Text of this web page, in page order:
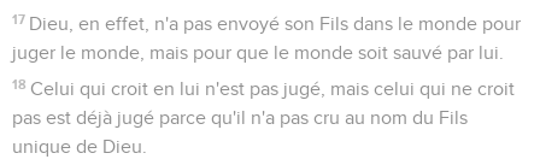
17 Dieu, en effet, n'a pas envoyé son Fils dans le monde pour
juger le monde, mais pour que le monde soit sauvé par lui.
18 Celui qui croit en lui n'est pas jugé, mais celui qui ne croit
pas est déjà jugé parce qu'il n'a pas cru au nom du Fils
unique de Dieu.